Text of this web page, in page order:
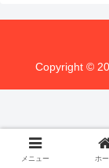
Copyright ©
メニュー ホ